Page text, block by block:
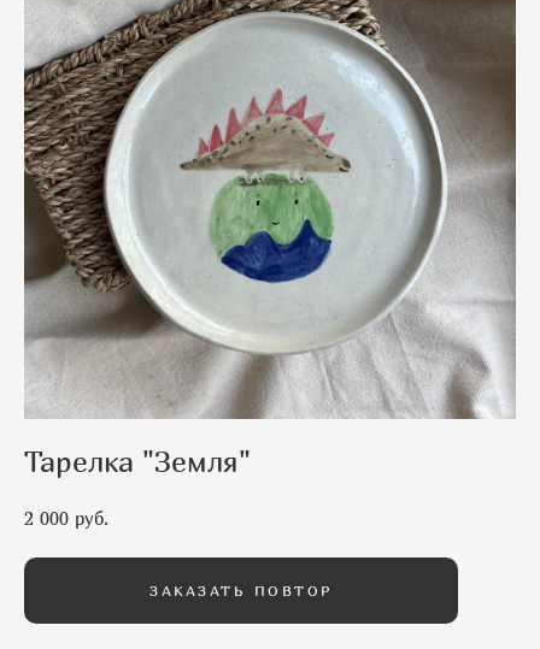
Тарелка "Земля"
2 000 pуб.
ЗАКАЗАТЬ ПОВТОР